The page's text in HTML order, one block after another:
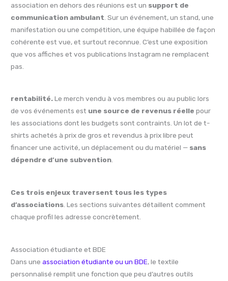
association en dehors des réunions est un support de
communication ambulant . Sur un événement, un stand, une
manifestation ou une compétition, une équipe habillée de façon
cohérente est vue, et surtout reconnue. C’est une exposition
que vos affiches et vos publications Instagram ne remplacent
pas.
rentabilité.Le merch vendu à vos membres ou au public lors
de vos événements est une source de revenus réelle pour
les associations dont les budgets sont contraints. Un lot de t-
shirts achetés à prix de gros et revendus à prix libre peut
financer une activité, un déplacement ou du matériel — sans
dépendre d’une subvention.
Ces trois enjeux traversent tous les types
d’associations . Les sections suivantes détaillent comment
chaque profil les adresse concrètement.
Association étudiante et BDE
Dans uneassociation étudiante ou un BDE, le textile
personnalisé remplit une fonction que peu d’autres outils